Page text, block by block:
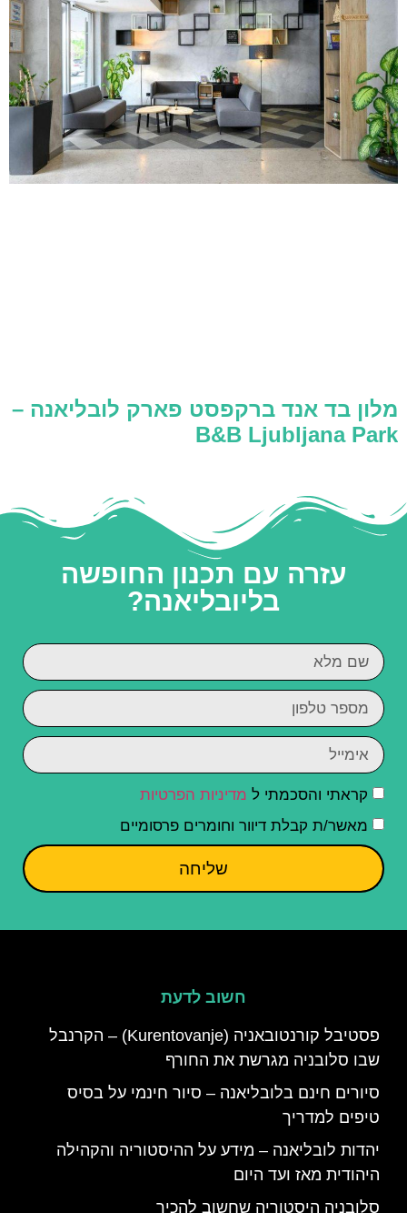
מלון בד אנד ברקפסט פארק לובליאנה –
B&B Ljubljana Park
עזרה עם תכנון החופשה
בליובליאנה?
קראתי והסכמתי ל מדיניות הפרטיות
מאשר/ת קבלת דיוור וחומרים פרסומיים
שליחה
חשוב לדעת
פסטיבל קורנטובאניה (Kurentovanje) – הקרנבל
שבו סלובניה מגרשת את החורף
סיורים חינם בלובליאנה – סיור חינמי על בסיס
טיפים למדריך
יהדות לובליאנה – מידע על ההיסטוריה והקהילה
היהודית מאז ועד היום
סלובניה היסטוריה שחשוב להכיר